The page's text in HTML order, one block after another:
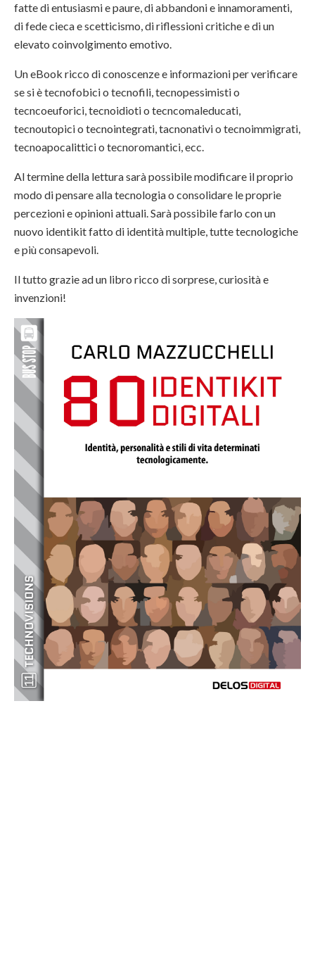
fatte di entusiasmi e paure, di abbandoni e innamoramenti,
di fede cieca e scetticismo, di riflessioni critiche e di un
elevato coinvolgimento emotivo.
Un eBook ricco di conoscenze e informazioni per verificare
se si è tecnofobici o tecnofili, tecnopessimisti o
tecncoeuforici, tecnoidioti o tecncomaleducati,
tecnoutopici o tecnointegrati, tacnonativi o tecnoimmigrati,
tecnoapocalittici o tecnoromantici, ecc.
Al termine della lettura sarà possibile modificare il proprio
modo di pensare alla tecnologia o consolidare le proprie
percezioni e opinioni attuali. Sarà possibile farlo con un
nuovo identikit fatto di identità multiple, tutte tecnologiche
e più consapevoli.
Il tutto grazie ad un libro ricco di sorprese, curiosità e
invenzioni!